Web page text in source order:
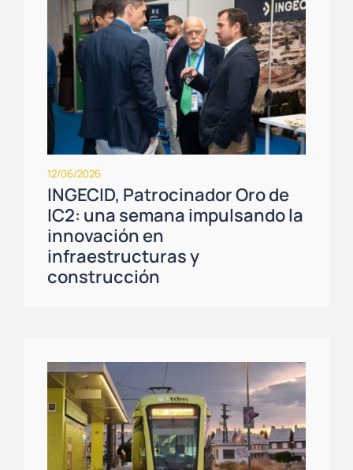
12/06/2026
INGECID, Patrocinador Oro de
IC2: una semana impulsando la
innovación en
infraestructuras y
construcción